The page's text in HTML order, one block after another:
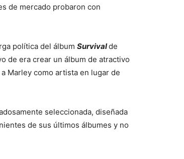
de mercado probaron con
política del álbum Survivalde
de era crear un álbum de atractivo
Marley como artista en lugar de
seleccionada, diseñada
de sus últimos álbumes y no